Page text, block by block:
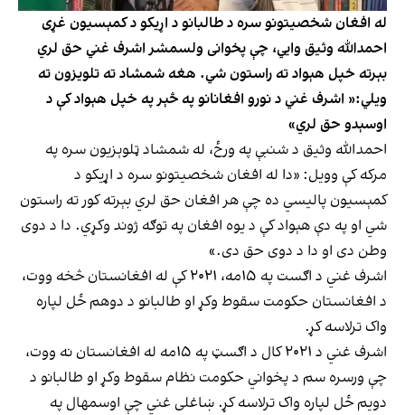
له افغان شخصیتونو سره د طالبانو د اړیکو د کمېسیون غړی
احمدالله وثیق وايي، چې پخوانی ولسمشر اشرف غني حق لري
بېرته خپل هېواد ته راستون شي. هغه شمشاد ته تلویزون ته
ویلي:« اشرف غني د نورو افغانانو په څېر په خپل هېواد کې د
اوسېدو حق لري»
احمدالله وثیق د شنبې په ورځ، له شمشاد ټلوېزیون سره په
مرکه کې وویل: «دا له افغان شخصیتونو سره د اړیکو د
کمېسیون پالیسي ده چې هر افغان حق لري بېرته کور ته راستون
شي او په دې هېواد کې د یوه افغان په توګه ژوند وکړي. دا د دوی
وطن دی او دا د دوی حق دی.»
اشرف غني د اګست په ۱۵مه، ۲۰۲۱ کې له افغانستان څخه ووت،
د افغانستان حکومت سقوط وکړ او طالبانو د دوهم ځل لپاره
واک ترلاسه کړ.
اشرف غني د ۲۰۲۱ کال د اګسټ په ۱۵مه له افغانستان نه ووت،
چې ورسره سم د پخواني حکومت نظام سقوط وکړ او طالبانو د
دویم ځل لپاره واک ترلاسه کړ. ښاغلی غني چې اوسمهال په